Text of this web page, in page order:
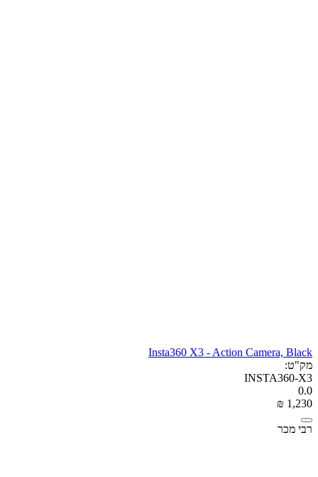
Insta360 X3 - Action Camera, Black
מק"ט:
INSTA360-X3
0.0
₪ 1,230
רבי מכר